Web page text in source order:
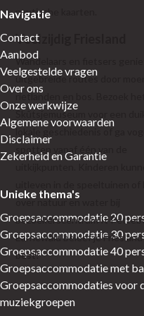
nautische kaarten.
Veelzijdig Friesland
Wandelaars en fietsers
uitgebreide routes door
rietlanden en bos. Bezoek het
Skûtsjemuseum voor een
lokale geschiedenis of ga
over natuur en water bij
bezoekerscentrum It
Earnewâld beleef je Friesland
best!
Navigatie
Contact
Aanbod
Veelgestelde vragen
Over ons
Onze werkwijze
Algemene voorwaarden
Disclaimer
Zekerheid en Garantie
Unieke thema's
Groepsaccommodatie 20
Groepsaccommodatie 30
Groepsaccommodatie 40
Groepsaccommodatie met
Groepsaccommodaties voor
muziekgroepen